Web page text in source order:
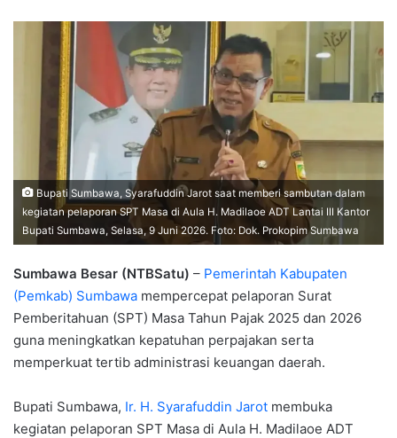
Bupati Sumbawa, Syarafuddin Jarot saat memberi sambutan dalam
kegiatan pelaporan SPT Masa di Aula H. Madilaoe ADT Lantai III Kantor
Bupati Sumbawa, Selasa, 9 Juni 2026. Foto: Dok. Prokopim Sumbawa
Sumbawa Besar (NTBSatu) – Pemerintah Kabupaten
(Pemkab) Sumbawa mempercepat pelaporan Surat
Pemberitahuan (SPT) Masa Tahun Pajak 2025 dan 2026
guna meningkatkan kepatuhan perpajakan serta
memperkuat tertib administrasi keuangan daerah.
Bupati Sumbawa, Ir. H. Syarafuddin Jarot membuka
kegiatan pelaporan SPT Masa di Aula H. Madilaoe ADT